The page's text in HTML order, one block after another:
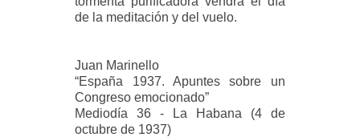
de la meditación y del vuelo.
Juan Marinello
“España 1937. Apuntes sobre un
Congreso emocionado”
Mediodía 36 - La Habana (4 de
octubre de 1937)